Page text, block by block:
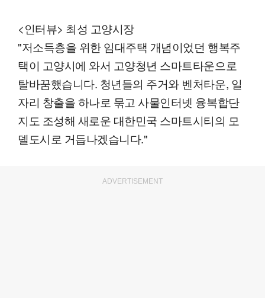
<인터뷰> 최성 고양시장
"저소득층을 위한 임대주택 개념이었던 행복주
택이 고양시에 와서 고양청년 스마트타운으로
탈바꿈했습니다. 청년들의 주거와 벤처타운, 일
자리 창출을 하나로 묶고 사물인터넷 융복합단
지도 조성해 새로운 대한민국 스마트시티의 모
델도시로 거듭나겠습니다."
ADVERTISEMENT